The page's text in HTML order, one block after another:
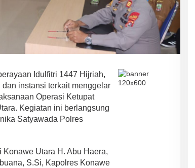
Idulfitri 1447 Hijriah,
instansi terkait menggelar
Operasi Ketupat
Kegiatan ini berlangsung
Satyawada Polres
Utara H. Abu Haera,
S.Si, Kapolres Konawe